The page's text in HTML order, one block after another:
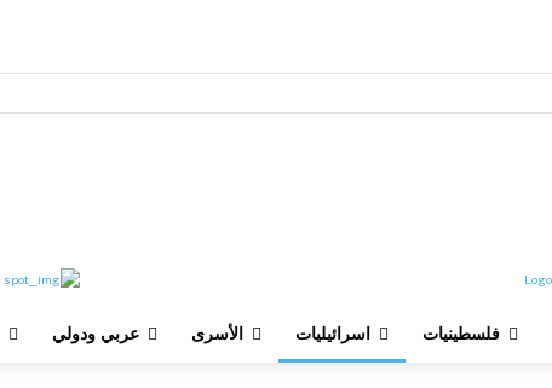
فلسطينيات اسرائيليات الأسرى عربي ودولي